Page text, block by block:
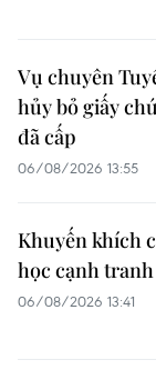
Vụ chuyên
hủy bỏ giấy
đã cấp
06/08/2026 13:55
Khuyến khích
học cạnh
06/08/2026 13:41